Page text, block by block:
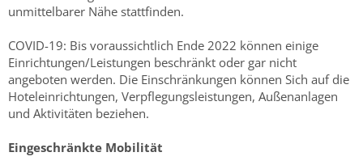
unmittelbarer Nähe stattfinden.
COVID-19: Bis voraussichtlich Ende 2022 können einige
Einrichtungen/Leistungen beschränkt oder gar nicht
angeboten werden. Die Einschränkungen können Sich auf die
Hoteleinrichtungen, Verpflegungsleistungen, Außenanlagen
und Aktivitäten beziehen.
Eingeschränkte Mobilität